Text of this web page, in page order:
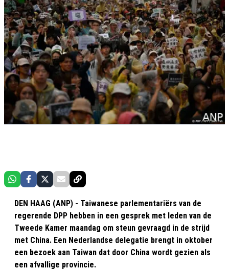
DEN HAAG (ANP) - Taiwanese parlementariërs van de
regerende DPP hebben in een gesprek met leden van de
Tweede Kamer maandag om steun gevraagd in de strijd
met China. Een Nederlandse delegatie brengt in oktober
een bezoek aan Taiwan dat door China wordt gezien als
een afvallige provincie.